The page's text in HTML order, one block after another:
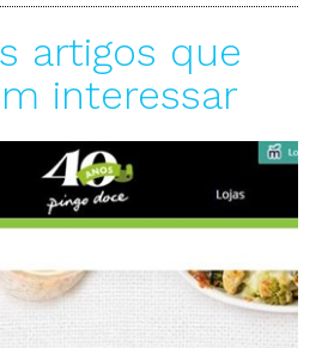
artigos que
interessar